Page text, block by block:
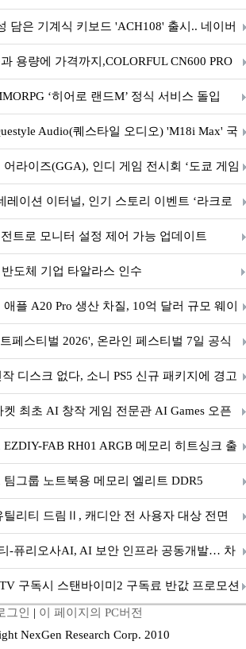
기부
담은 기계식 키보드 'ACH108' 출시.. 네이버
행용량에 가격까지,COLORFUL CN600 PRO
1TB ‘히어로 랜드M’ 정식 서비스 돌입
Audio(퀘스타일 오디오) 'M18i Max' 국
어라이즈(GGA), 인디 게임 전시회 ‘도쿄 게임
레이션 이터널, 인기 스토리 이벤트 ‘라크로
풍성한 기념 이벤트 실시!
트로 모니터 설정 제어 가능 업데이트
도체 기업 타알라스 인수
플 A20 Pro 생산 차질, 10억 달러 규모 웨이
페스티벌 2026', 온라인 페스티벌 7일 공식
디스크 없다, 소니 PS5 신규 패키지에 경고
켓 최초 AI 창작 게임 전문관 AI Games 오픈
FAB RH01 ARGB 메모리 히트싱크 출
그룹 노트북용 메모리 엘리트 DDR5
틸리티 드림Ⅱ, 캐디안 전 사용자 대상 전면
-퓨리오사AI, AI 보안 인프라 공동개발… 차
구축구독시 스탠바이미2 구독료 반값 프로모션
그인 | 이 페이지의 PC버전
NexGen Research Corp. 2010